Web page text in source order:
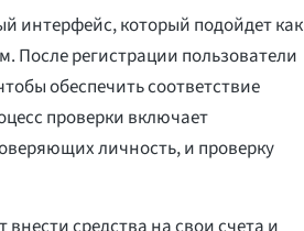
интерфейс, который подойдет как
После регистрации пользователи
обеспечить соответствие
проверки включает
личность, и проверку